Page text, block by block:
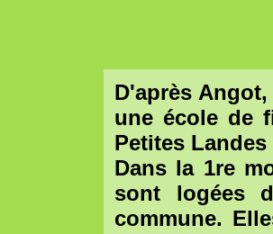
D'après
une école de
Petites
Dans la 1re
sont logées
commune.